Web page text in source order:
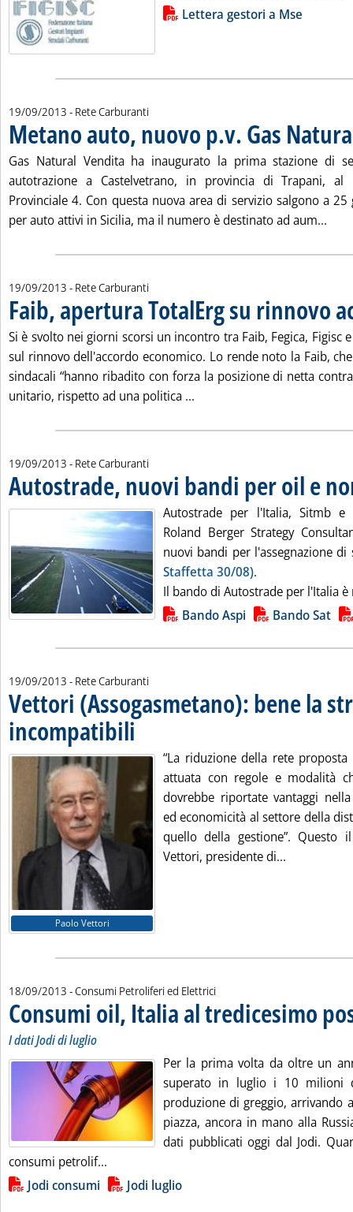
Lista allegati PDF alla notiziaLettera gestori a Mse
19/09/2013 - Rete Carburanti
Metano auto, nuovo p.v. Gas
Gas Natural Vendita ha inaugurato la prima stazione di
autotrazione a Castelvetrano, in provincia di Trapani,
Provinciale 4. Con questa nuova area di servizio salgono a
per auto attivi in Sicilia, ma il numero è destinato ad aum...
19/09/2013 - Rete Carburanti
Faib, apertura TotalErg su rinnovo
Si è svolto nei giorni scorsi un incontro tra Faib, Fegica, Figisc
sul rinnovo dell'accordo economico. Lo rende noto la Faib,
sindacali “hanno ribadito con forza la posizione di netta
unitario, rispetto ad una politica ...
19/09/2013 - Rete Carburanti
Autostrade, nuovi bandi per oil e
Autostrade per l'Italia, Sitmb e
Roland Berger Strategy
nuovi bandi per l'assegnazione
Staffetta 30/08).
Il bando di Autostrade per l'Italia è
Lista allegati PDF alla notizia
Bando Aspi Bando Sat
19/09/2013 - Rete Carburanti
Vettori (Assogasmetano): bene la
incompatibili. Pubblicata giovedì 19 settembre 2013 alle 10.55.
Paolo Vettori
“La riduzione della rete
attuata con regole e modalità
dovrebbe riportate vantaggi
ed economicità al settore della
quello della gestione”. Questo
Vettori, presidente di...
18/09/2013 - Consumi Petroliferi ed Elettrici
Consumi oil, Italia al tredicesimo
I dati Jodi di luglio
Per la prima volta da oltre un
superato in luglio i 10
produzione di greggio, arrivando
piazza, ancora in mano alla
dati pubblicati oggi dal Jodi.
consumi petrolif...
Lista allegati PDF alla notizia
Jodi consumi Jodi luglio